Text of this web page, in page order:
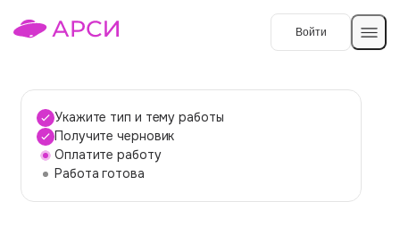
Войти
Темы работ
О сервисе
Укажите тип и тему работы
Получите черновик
Оплатите работу
Работа готова